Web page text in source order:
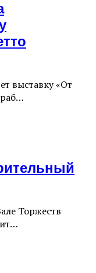
выставку «От
Торжеств